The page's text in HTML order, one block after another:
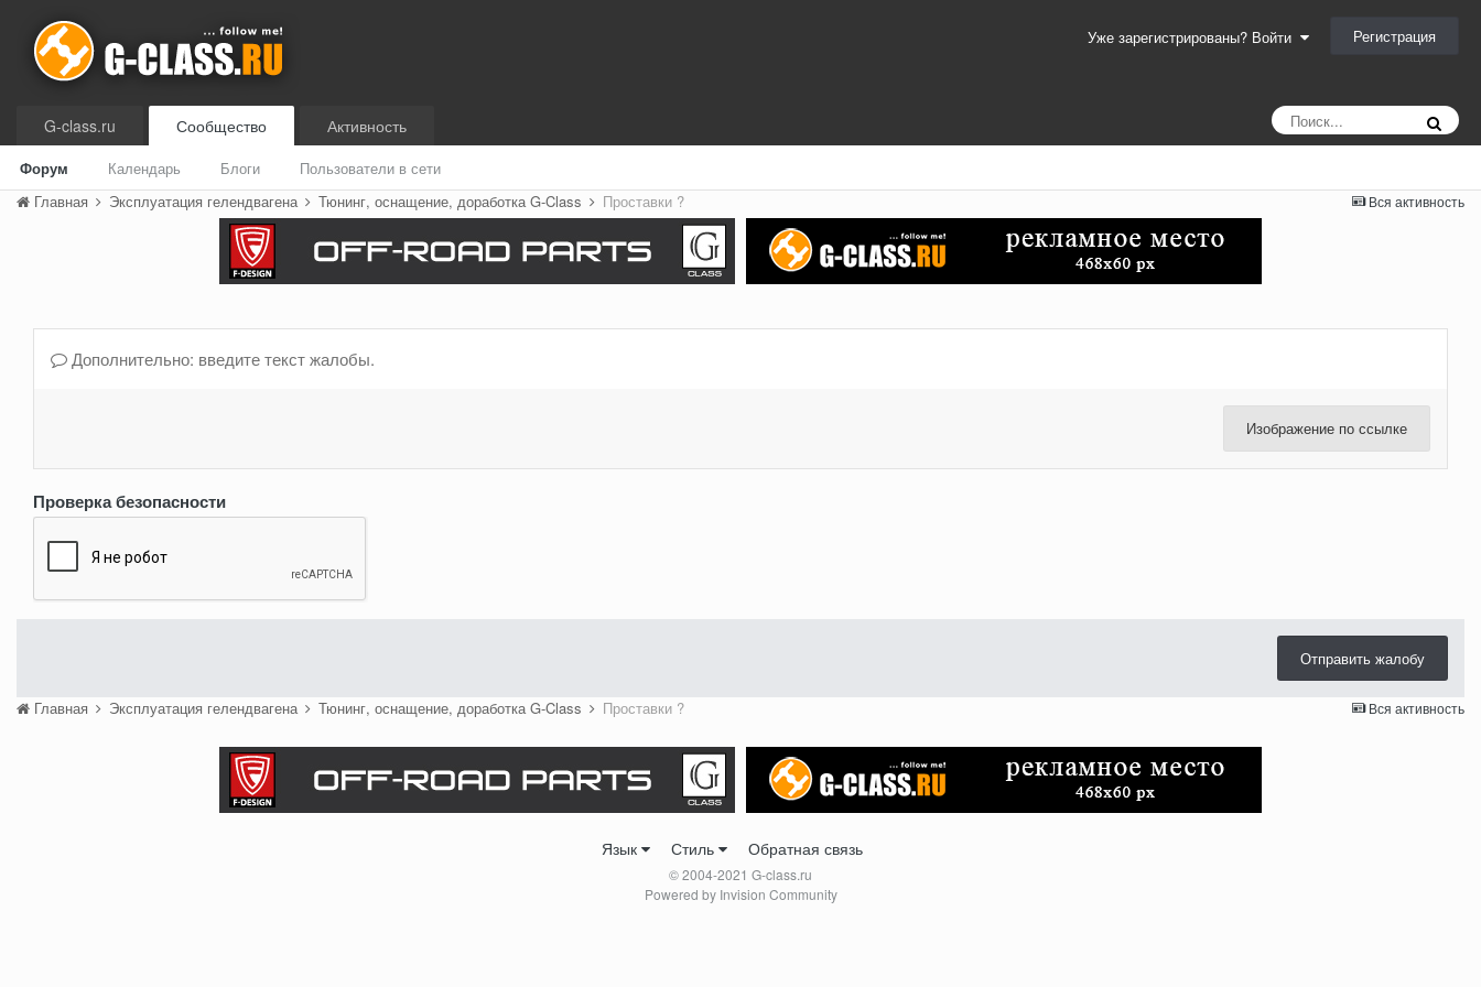
Уже зарегистрированы? Войти Регистрация
G-class.ru Сообщество
Форум Календарь Блоги Пользователи в сети
Активность
Вся активность
Главная Эксплуатация гелендвагена Тюнинг, оснащение, доработка G-Class Проставки ?
Дополнительно: введите текст жалобы.
Изображение по ссылке
Проверка безопасности
Отправить жалобу
Вся активность
Главная Эксплуатация гелендвагена Тюнинг, оснащение, доработка G-Class Проставки ?
Язык Стиль Обратная связь
© 2004-2021 G-class.ru
Powered by Invision Community